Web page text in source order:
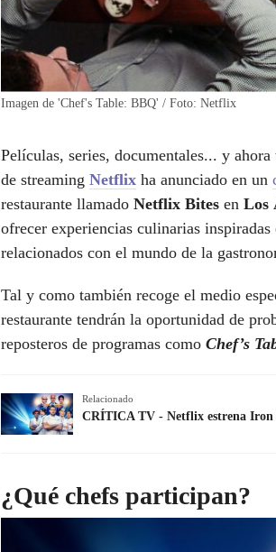
Imagen de 'Chef's Table: BBQ' / Foto: Netflix
Películas, series, documentales... y
de streaming Netflix ha anunciado en un
restaurante llamado Netflix Bites en Los
ofrecer experiencias culinarias inspiradas
relacionados con el mundo de la
Tal y como también recoge el medio
restaurante tendrán la oportunidad de
reposteros de programas como Chef’s
Relacionado
CRÍTICA TV - Netflix estrena Iron
¿Qué chefs participan?